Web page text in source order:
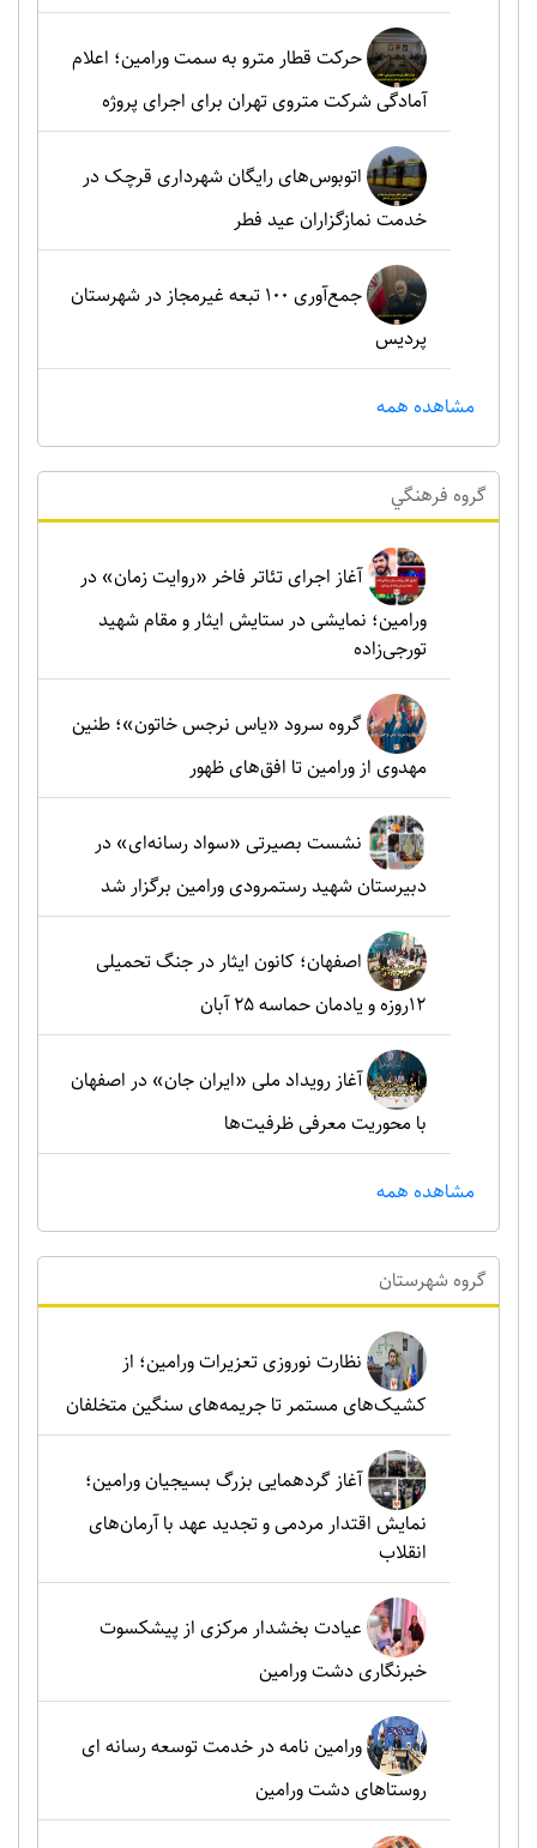
حرکت قطار مترو به سمت ورامین؛ اعلام
آمادگی شرکت متروی تهران برای اجرای پروژه
اتوبوس‌های رایگان شهرداری قرچک در
خدمت نمازگزاران عید فطر
جمع‌آوری ۱۰۰ تبعه غیرمجاز در شهرستان
پردیس
مشاهده همه
گروه فرهنگي
آغاز اجرای تئاتر فاخر «روایت زمان» در
ورامین؛ نمایشی در ستایش ایثار و مقام شهید
تورجی‌زاده
گروه سرود «یاس نرجس خاتون»؛ طنین
مهدوی از ورامین تا افق‌های ظهور
نشست بصیرتی «سواد رسانه‌ای» در
دبیرستان شهید رستمرودی ورامین برگزار شد
اصفهان؛ کانون ایثار در جنگ تحمیلی
۱۲روزه و یادمان حماسه ۲۵ آبان
آغاز رویداد ملی «ایران جان» در اصفهان
با محوریت معرفی ظرفیت‌ها
مشاهده همه
گروه شهرستان
نظارت نوروزی تعزیرات ورامین؛ از
کشیک‌های مستمر تا جریمه‌های سنگین متخلفان
آغاز گردهمایی بزرگ بسیجیان ورامین؛
نمایش اقتدار مردمی و تجدید عهد با آرمان‌های
انقلاب
عیادت بخشدار مرکزی از پیشکسوت
خبرنگاری دشت ورامین
ورامین نامه در خدمت توسعه رسانه ای
روستاهای دشت ورامین